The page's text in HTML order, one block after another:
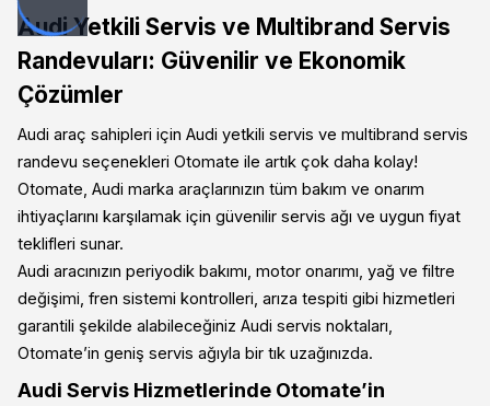
Audi Yetkili Servis ve Multibrand Servis
Randevuları: Güvenilir ve Ekonomik
Çözümler
Audi araç sahipleri için Audi yetkili servis ve multibrand servis
randevu seçenekleri Otomate ile artık çok daha kolay!
Otomate, Audi marka araçlarınızın tüm bakım ve onarım
ihtiyaçlarını karşılamak için güvenilir servis ağı ve uygun fiyat
teklifleri sunar.
Audi aracınızın periyodik bakımı, motor onarımı, yağ ve filtre
değişimi, fren sistemi kontrolleri, arıza tespiti gibi hizmetleri
garantili şekilde alabileceğiniz Audi servis noktaları,
Otomate’in geniş servis ağıyla bir tık uzağınızda.
Audi Servis Hizmetlerinde Otomate’in